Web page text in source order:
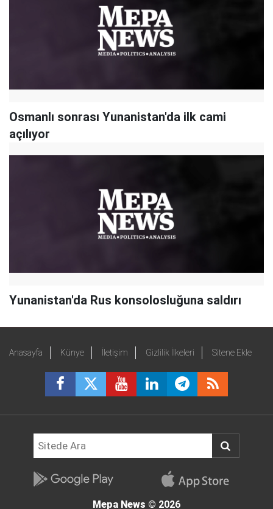
Osmanlı sonrası Yunanistan'da ilk cami
açılıyor
Yunanistan'da Rus konsolosluğuna saldırı
Anasayfa Künye İletişim Gizlilik İlkeleri Sitene Ekle
Mepa News © 2026